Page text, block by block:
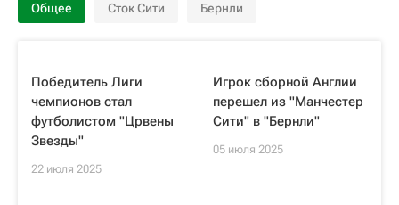
Общее Сток Сити Бернли
Победитель Лиги
чемпионов стал
футболистом "Црвены
Звезды"
22 июля 2025
Игрок сборной Англии
перешел из "Манчестер
Сити" в "Бернли"
05 июля 2025